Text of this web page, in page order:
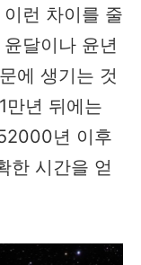
런 차이를 줄
달이나 윤년
에 생기는 것
만년 뒤에는
년 이후
한 시간을 얻